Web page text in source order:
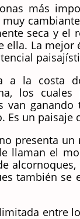
más
seca y
La
a la costa
los
van
Es un
presenta
llaman el
también
entre